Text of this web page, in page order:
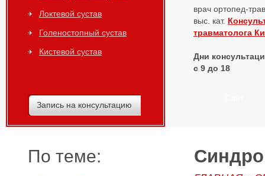
Локтевой сустав
Голеностопный сустав
Кистевой сустав
Запись на консультацию
врач ортопед-
выс. кат.
травматолога
Дни
с 9 до 18
По теме: